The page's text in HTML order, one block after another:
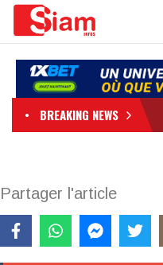
BREAKING NEWS
Partager l'article